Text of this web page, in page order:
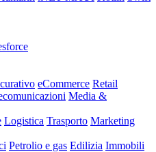
eCommerce Retail
Media &
Logistica Trasporto Marketing
Petrolio e gas Edilizia Immobili